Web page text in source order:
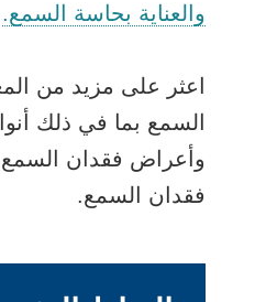
والعناية بحاسة السمع.
اعثر على مزيد من
السمع بما في ذلك
وأعراض فقدان
فقدان السمع.